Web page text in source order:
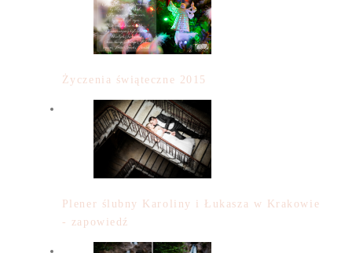
Życzenia świąteczne 2015
Plener ślubny Karoliny i Łukasza w Krakowie
- zapowiedź